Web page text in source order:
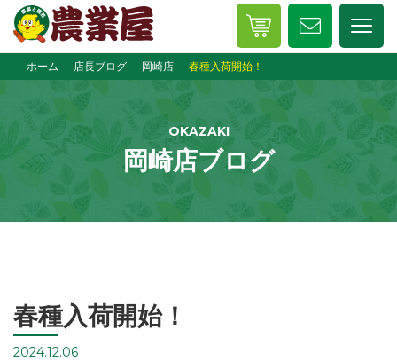
ホーム 店長ブログ 岡崎店 春種入荷開始！
OKAZAKI
岡崎店ブログ
春種入荷開始！
2024.12.06